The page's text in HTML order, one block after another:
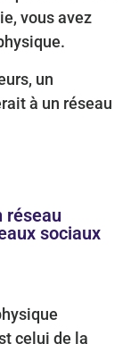
vous avez
un
à un réseau
réseau
sociaux
celui de la